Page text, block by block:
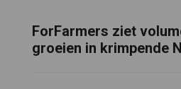
ForFarmers ziet
groeien in krimpende